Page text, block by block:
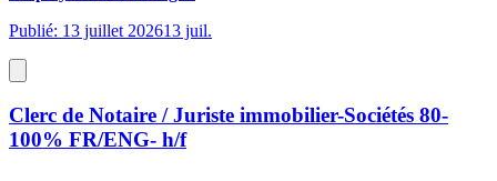
Publié: 13 juillet 202613 juil.
Clerc de Notaire / Juriste immobilier-Sociétés 80-
100% FR/ENG- h/f